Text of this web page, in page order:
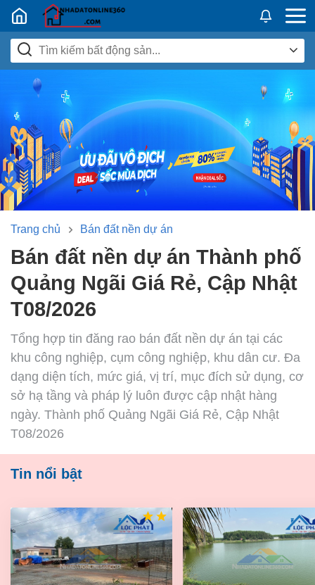
Nhadatban24h.vn
Trang chủ Bán đất nền dự án
Bán đất nền dự án Thành phố
Quảng Ngãi Giá Rẻ, Cập Nhật
T08/2026
Tổng hợp tin đăng rao bán đất nền dự án tại các
khu công nghiệp, cụm công nghiệp, khu dân cư. Đa
dạng diện tích, mức giá, vị trí, mục đích sử dụng, cơ
sở hạ tầng và pháp lý luôn được cập nhật hàng
ngày. Thành phố Quảng Ngãi Giá Rẻ, Cập Nhật
T08/2026
Tin nổi bật